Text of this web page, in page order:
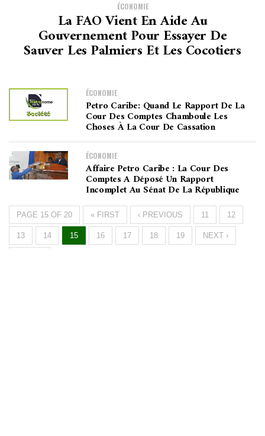
ÉCONOMIE
La FAO Vient En Aide Au
Gouvernement Pour Essayer De
Sauver Les Palmiers Et Les Cocotiers
ÉCONOMIE
Petro Caribe: Quand Le Rapport De La
Cour Des Comptes Chamboule Les
Choses À La Cour De Cassation
ÉCONOMIE
Affaire Petro Caribe : La Cour Des
Comptes A Déposé Un Rapport
Incomplet Au Sénat De La République
PAGE 15 OF 20 « FIRST ‹ PREVIOUS 11 12
13 14 15 16 17 18 19 NEXT ›